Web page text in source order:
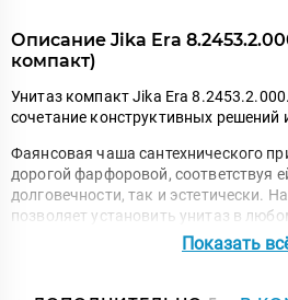
Описание Jika Era
компакт)
Унитаз компакт Jika Era
сочетание конструктивных решений
Фаянсовая чаша сантехнического
дорогой фарфоровой, соответствуя
долговечности, так и эстетически.
позволяет установить унитаз в
смежных стен, что способствует
использованию пространства.
Показать